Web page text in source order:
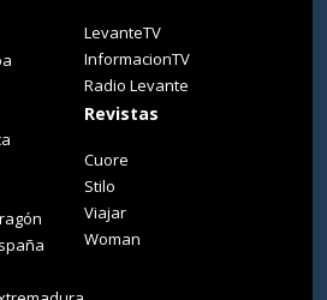
LevanteTV
InformacionTV
Radio Levante
Revistas
Cuore
Stilo
Viajar
Woman